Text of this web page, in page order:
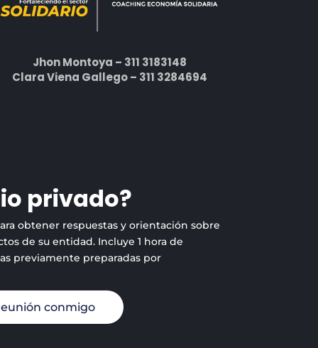
Jhon Montoya – 311 3183148
Clara Viena Gallego – 311 3284694
privado?
obtener respuestas y orientación sobre
de su entidad. Incluye 1 hora de
previamente preparadas por
conmigo